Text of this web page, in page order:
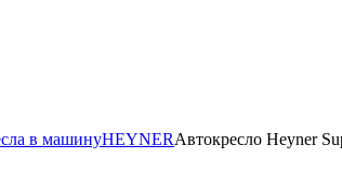
в машинуHEYNERАвтокресло Heyner